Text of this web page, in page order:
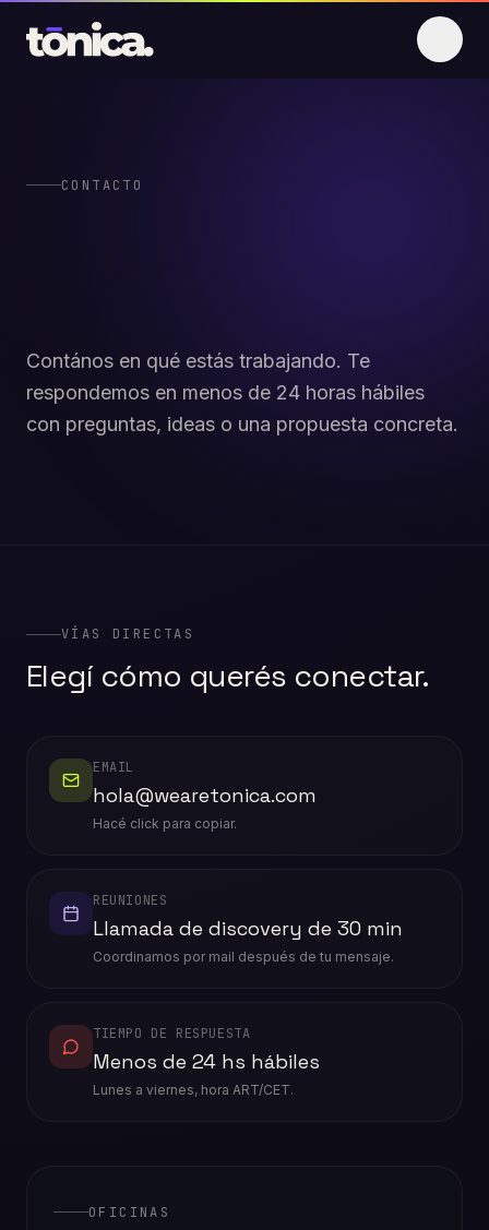
CONTACTO
Contános en qué estás trabajando. Te
respondemos en menos de 24 horas hábiles
con preguntas, ideas o una propuesta concreta.
VÍAS DIRECTAS
Elegí cómo querés conectar.
EMAIL
hola@wearetonica.com
Hacé click para copiar.
REUNIONES
Llamada de discovery de 30 min
Coordinamos por mail después de tu mensaje.
TIEMPO DE RESPUESTA
Menos de 24 hs hábiles
Lunes a viernes, hora ART/CET.
OFICINAS